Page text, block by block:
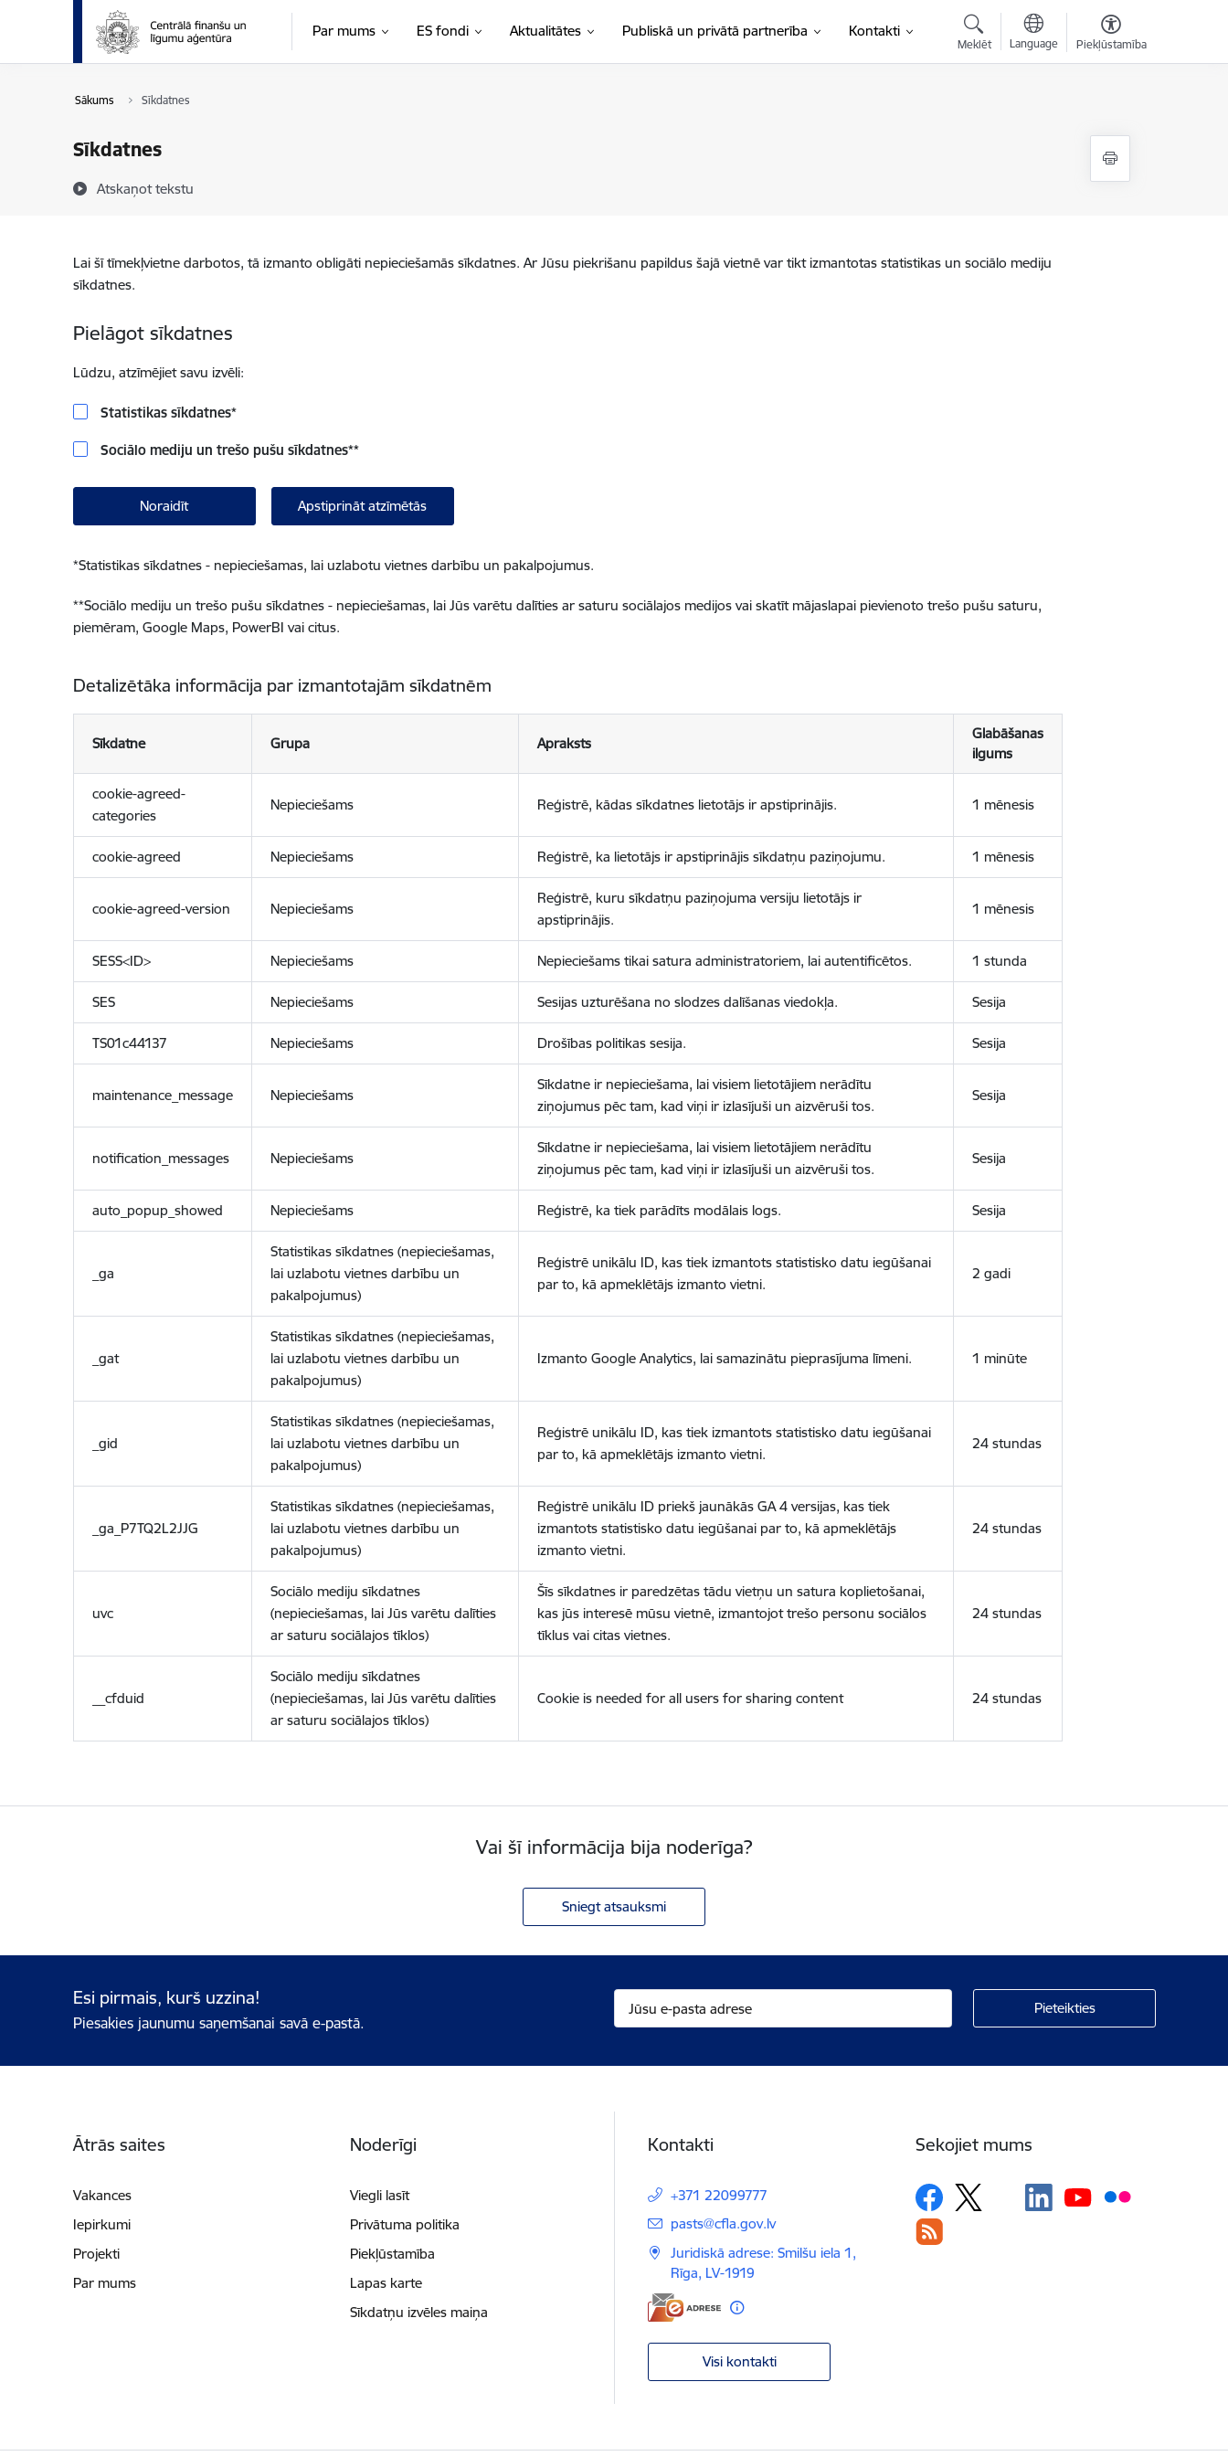
Pāriet uz lapas saturu
Par mums ES fondi Aktualitātes Publiskā un privātā partnerība Kontakti
Meklēt Language Piekļūstamība
Sākums Sīkdatnes
Sīkdatnes
Atskaņot tekstu
Lai šī tīmekļvietne darbotos, tā izmanto obligāti nepieciešamās sīkdatnes. Ar Jūsu piekrišanu papildus šajā vietnē var tikt izmantotas statistikas un sociālo mediju
sīkdatnes.
Pielāgot sīkdatnes
Lūdzu, atzīmējiet savu izvēli:
Statistikas sīkdatnes*
Sociālo mediju un trešo pušu sīkdatnes**
Noraidīt Apstiprināt atzīmētās
*Statistikas sīkdatnes - nepieciešamas, lai uzlabotu vietnes darbību un pakalpojumus.
**Sociālo mediju un trešo pušu sīkdatnes - nepieciešamas, lai Jūs varētu dalīties ar saturu sociālajos medijos vai skatīt mājaslapai pievienoto trešo pušu saturu,
piemēram, Google Maps, PowerBI vai citus.
Detalizētāka informācija par izmantotajām sīkdatnēm
Sīkdatne Grupa Apraksts
Glabāšanas
ilgums
cookie-agreed-
categories
Nepieciešams Reģistrē, kādas sīkdatnes lietotājs ir apstiprinājis. 1 mēnesis
cookie-agreed Nepieciešams Reģistrē, ka lietotājs ir apstiprinājis sīkdatņu paziņojumu. 1 mēnesis
cookie-agreed-version Nepieciešams
Reģistrē, kuru sīkdatņu paziņojuma versiju lietotājs ir
apstiprinājis.
1 mēnesis
SESS<ID> Nepieciešams Nepieciešams tikai satura administratoriem, lai autentificētos. 1 stunda
SES Nepieciešams Sesijas uzturēšana no slodzes dalīšanas viedokļa. Sesija
TS01c44137 Nepieciešams Drošības politikas sesija. Sesija
maintenance_message Nepieciešams
Sīkdatne ir nepieciešama, lai visiem lietotājiem nerādītu
ziņojumus pēc tam, kad viņi ir izlasījuši un aizvēruši tos.
Sesija
notification_messages Nepieciešams
Sīkdatne ir nepieciešama, lai visiem lietotājiem nerādītu
ziņojumus pēc tam, kad viņi ir izlasījuši un aizvēruši tos.
Sesija
auto_popup_showed Nepieciešams Reģistrē, ka tiek parādīts modālais logs. Sesija
_ga
Statistikas sīkdatnes (nepieciešamas,
lai uzlabotu vietnes darbību un
pakalpojumus)
Reģistrē unikālu ID, kas tiek izmantots statistisko datu iegūšanai
par to, kā apmeklētājs izmanto vietni.
2 gadi
_gat
Statistikas sīkdatnes (nepieciešamas,
lai uzlabotu vietnes darbību un
pakalpojumus)
Izmanto Google Analytics, lai samazinātu pieprasījuma līmeni. 1 minūte
_gid
Statistikas sīkdatnes (nepieciešamas,
lai uzlabotu vietnes darbību un
pakalpojumus)
Reģistrē unikālu ID, kas tiek izmantots statistisko datu iegūšanai
par to, kā apmeklētājs izmanto vietni.
24 stundas
_ga_P7TQ2L2JJG
Statistikas sīkdatnes (nepieciešamas,
lai uzlabotu vietnes darbību un
pakalpojumus)
Reģistrē unikālu ID priekš jaunākās GA 4 versijas, kas tiek
izmantots statistisko datu iegūšanai par to, kā apmeklētājs
izmanto vietni.
24 stundas
uvc
Sociālo mediju sīkdatnes
(nepieciešamas, lai Jūs varētu dalīties
ar saturu sociālajos tīklos)
Šīs sīkdatnes ir paredzētas tādu vietņu un satura koplietošanai,
kas jūs interesē mūsu vietnē, izmantojot trešo personu sociālos
tīklus vai citas vietnes.
24 stundas
__cfduid
Sociālo mediju sīkdatnes
(nepieciešamas, lai Jūs varētu dalīties
ar saturu sociālajos tīklos)
Cookie is needed for all users for sharing content 24 stundas
Vai šī informācija bija noderīga?
Sniegt atsauksmi
Esi pirmais, kurš uzzina!
Piesakies jaunumu saņemšanai savā e-pastā.
Ātrās saites
Vakances
Iepirkumi
Projekti
Par mums
Noderīgi
Viegli lasīt
Privātuma politika
Piekļūstamība
Lapas karte
Sīkdatņu izvēles maiņa
Kontakti
+371 22099777
E-pasts:
pasts@cfla.gov.lv
Juridiskā adrese: Smilšu iela 1,
Rīga, LV-1919
Visi kontakti
Sekojiet mums